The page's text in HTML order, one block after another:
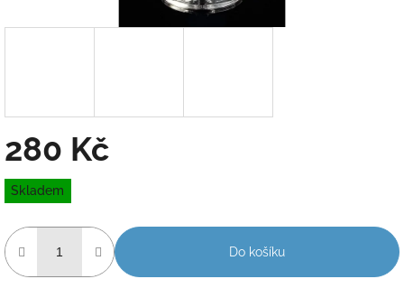
280 Kč
Měrná
cena:
Skladem
Do košíku